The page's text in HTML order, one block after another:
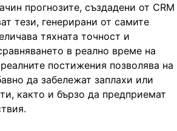
прогнозите, създадени от CRM
тези, генерирани от самите
тяхната точност и
в реално време на
постижения позволява на
да забележат заплахи или
както и бързо да предприемат